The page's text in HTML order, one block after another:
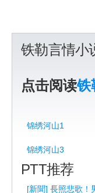
铁勒言情小
点击阅读铁
锦绣河山1
锦绣河山3
PTT推荐
[新聞] 長照悲歌